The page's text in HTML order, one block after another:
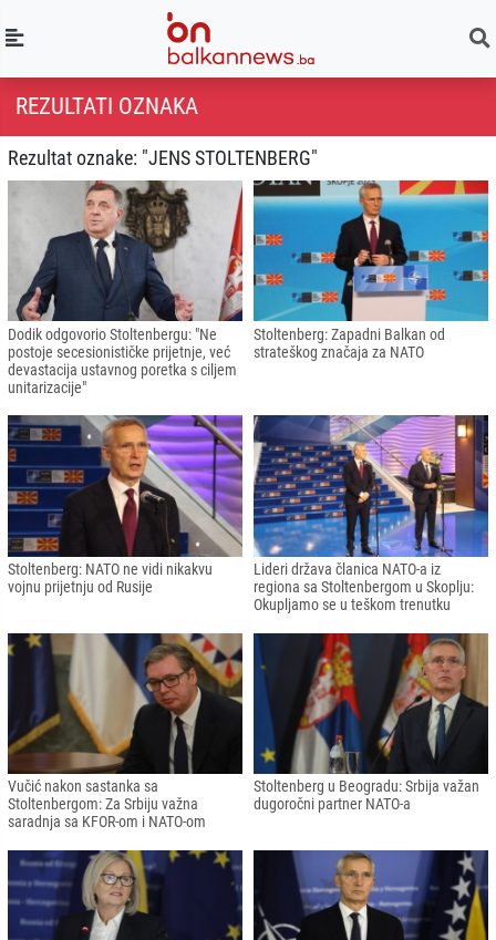
REZULTATI OZNAKA
Rezultat oznake: "JENS STOLTENBERG"
Dodik odgovorio Stoltenbergu: "Ne
postoje secesionističke prijetnje, već
devastacija ustavnog poretka s ciljem
unitarizacije"
Stoltenberg: Zapadni Balkan od
strateškog značaja za NATO
Stoltenberg: NATO ne vidi nikakvu
vojnu prijetnju od Rusije
Lideri država članica NATO-a iz
regiona sa Stoltenbergom u Skoplju:
Okupljamo se u teškom trenutku
Vučić nakon sastanka sa
Stoltenbergom: Za Srbiju važna
saradnja sa KFOR-om i NATO-om
Stoltenberg u Beogradu: Srbija važan
dugoročni partner NATO-a